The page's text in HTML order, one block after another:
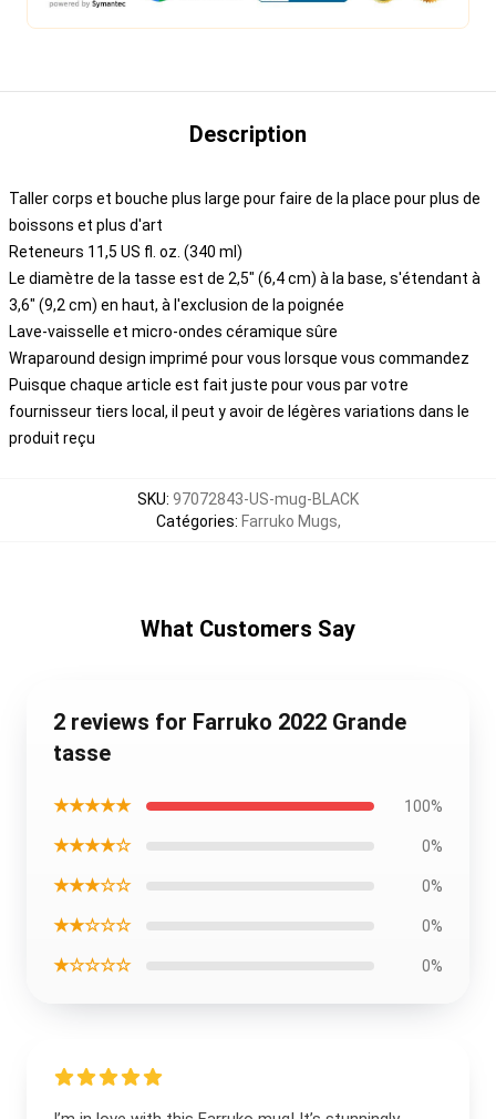
Description
Taller corps et bouche plus large pour faire de la place pour plus de
boissons et plus d'art
Reteneurs 11,5 US fl. oz. (340 ml)
Le diamètre de la tasse est de 2,5" (6,4 cm) à la base, s'étendant à
3,6" (9,2 cm) en haut, à l'exclusion de la poignée
Lave-vaisselle et micro-ondes céramique sûre
Wraparound design imprimé pour vous lorsque vous commandez
Puisque chaque article est fait juste pour vous par votre
fournisseur tiers local, il peut y avoir de légères variations dans le
produit reçu
SKU: 97072843-US-mug-BLACK
Catégories: Farruko Mugs,
What Customers Say
2 reviews for Farruko 2022 Grande
tasse
★★★★★ 100%
★★★★☆ 0%
★★★☆☆ 0%
★★☆☆☆ 0%
★☆☆☆☆ 0%